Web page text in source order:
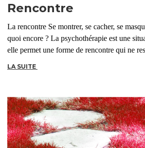
Rencontre
La rencontre Se montrer, se cacher, se
quoi encore ? La psychothérapie est une
elle permet une forme de rencontre qui ne
LA SUITE